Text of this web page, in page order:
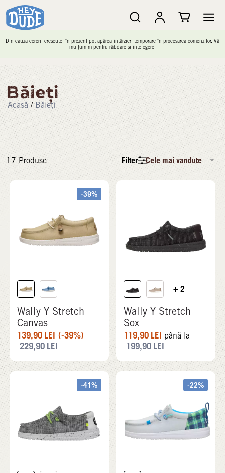
Din cauza cererii crescute, în prezent pot apărea întârzieri temporare în procesarea comenzilor. Vă
mulțumim pentru răbdare și înțelegere.
Băieți
Acasă / Băieți
17 Produse Filter Cele mai vandute
-39%
Wally Y Stretch
Canvas
139,90 LEI (-39%)
229,90 LEI
+ 2
Wally Y Stretch
Sox
119,90 LEI până la
199,90 LEI
-41% -22%